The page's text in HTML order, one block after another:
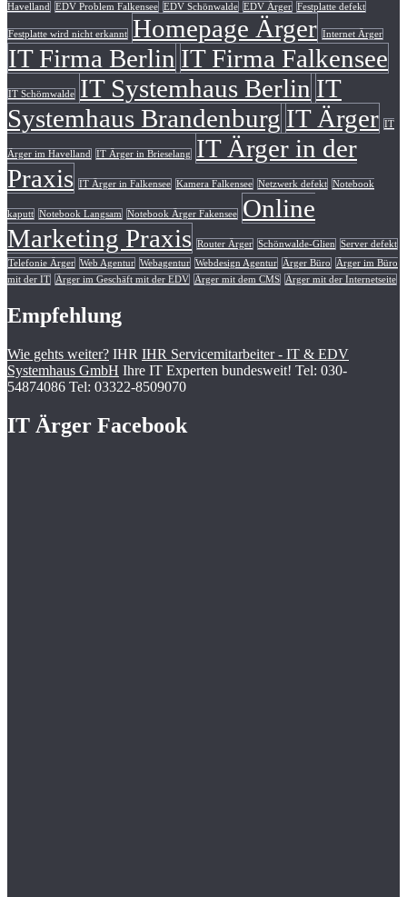
Havelland
EDV Problem Falkensee EDV Schönwalde EDV Ärger Festplatte defekt
Festplatte wird nicht erkannt Homepage Ärger Internet Ärger
IT Firma Berlin IT Firma Falkensee
IT Schömwalde IT Systemhaus Berlin IT
Systemhaus Brandenburg IT Ärger IT
Ärger im Havelland IT Ärger in Brieselang
IT Ärger in der
Praxis IT Ärger in Falkensee Kamera Falkensee Netzwerk defekt Notebook
kaputt Notebook Langsam Notebook Ärger Fakensee
Online
Marketing Praxis Router Ärger Schönwalde-Glien
Server defekt
Telefonie Ärger Web Agentur Webagentur Webdesign Agentur Ärger Büro
Ärger im Büro
mit der IT
Ärger im Geschäft mit der EDV Ärger mit dem CMS Ärger mit der Internetseite
Empfehlung
Wie gehts weiter? IHR IHR Servicemitarbeiter - IT & EDV
Systemhaus GmbH Ihre IT Experten bundesweit! Tel: 030-
54874086 Tel: 03322-8509070
IT Ärger Facebook